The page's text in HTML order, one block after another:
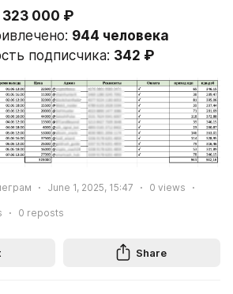
323 000 ₽
944 человека
подписчика: 342 ₽
June 1, 2025, 15:47 0 views
0 reposts
Share